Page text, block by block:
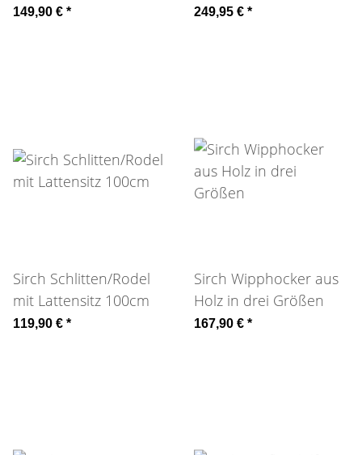
Jahre
149,90 € *
Abyss H11 - 110cm
249,95 € *
Sirch Schlitten/Rodel
mit Lattensitz 100cm
119,90 € *
Sirch Wipphocker aus
Holz in drei Größen
167,90 € *